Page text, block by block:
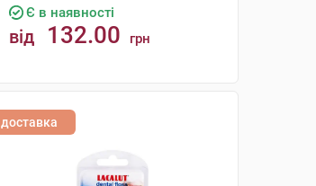
Є в наявності
від 132.00 грн
доставка